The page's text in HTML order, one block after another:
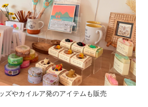
ズやカイルア発のアイテムも販売